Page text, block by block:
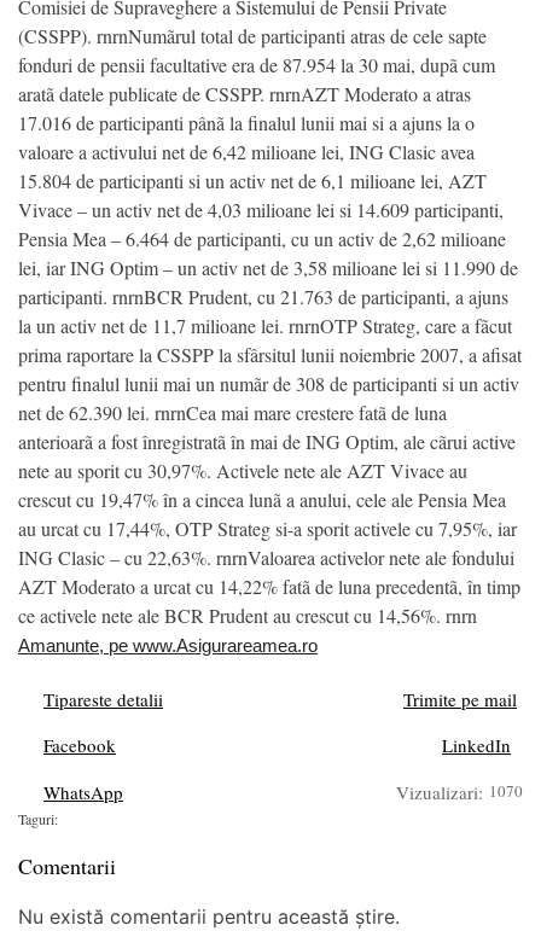
Comisiei de Supraveghere a Sistemului de Pensii Private
(CSSPP). rnrnNumãrul total de participanti atras de cele sapte
fonduri de pensii facultative era de 87.954 la 30 mai, dupã cum
aratã datele publicate de CSSPP. rnrnAZT Moderato a atras
17.016 de participanti pânã la finalul lunii mai si a ajuns la o
valoare a activului net de 6,42 milioane lei, ING Clasic avea
15.804 de participanti si un activ net de 6,1 milioane lei, AZT
Vivace – un activ net de 4,03 milioane lei si 14.609 participanti,
Pensia Mea – 6.464 de participanti, cu un activ de 2,62 milioane
lei, iar ING Optim – un activ net de 3,58 milioane lei si 11.990 de
participanti. rnrnBCR Prudent, cu 21.763 de participanti, a ajuns
la un activ net de 11,7 milioane lei. rnrnOTP Strateg, care a fãcut
prima raportare la CSSPP la sfârsitul lunii noiembrie 2007, a afisat
pentru finalul lunii mai un numãr de 308 de participanti si un activ
net de 62.390 lei. rnrnCea mai mare crestere fatã de luna
anterioarã a fost înregistratã în mai de ING Optim, ale cãrui active
nete au sporit cu 30,97%. Activele nete ale AZT Vivace au
crescut cu 19,47% în a cincea lunã a anului, cele ale Pensia Mea
au urcat cu 17,44%, OTP Strateg si-a sporit activele cu 7,95%, iar
ING Clasic – cu 22,63%. rnrnValoarea activelor nete ale fondului
AZT Moderato a urcat cu 14,22% fatã de luna precedentã, în timp
ce activele nete ale BCR Prudent au crescut cu 14,56%. rnrn
Amanunte, pe www.Asigurareamea.ro
Tipareste detalii
Trimite pe mail
Facebook
LinkedIn
WhatsApp
Vizualizari: 1070
Taguri:
Comentarii
Nu există comentarii pentru această știre.